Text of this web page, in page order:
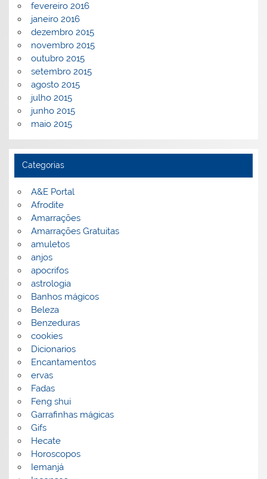
fevereiro 2016
janeiro 2016
dezembro 2015
novembro 2015
outubro 2015
setembro 2015
agosto 2015
julho 2015
junho 2015
maio 2015
Categorias
A&E Portal
Afrodite
Amarrações
Amarrações Gratuitas
amuletos
anjos
apocrifos
astrologia
Banhos mágicos
Beleza
Benzeduras
cookies
Dicionarios
Encantamentos
ervas
Fadas
Feng shui
Garrafinhas mágicas
Gifs
Hecate
Horoscopos
Iemanjá